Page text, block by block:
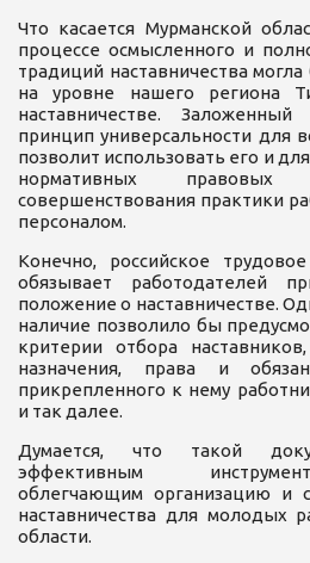
Что касается Мурманской
процессе осмысленного и
традиций наставничества
на уровне нашего региона
наставничестве.
принцип универсальности для
позволит использовать его и
нормативных
совершенствования практики
персоналом.
Конечно, российское
обязывает работодателей
положение о наставничестве.
наличие позволило бы
критерии отбора
назначения, права и
прикрепленного к нему
и так далее.
Думается, что такой
эффективным
облегчающим организацию и
наставничества для молодых
области.